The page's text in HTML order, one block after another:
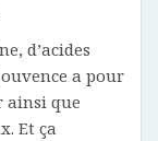
d’acides
a pour
ainsi que
Et ça